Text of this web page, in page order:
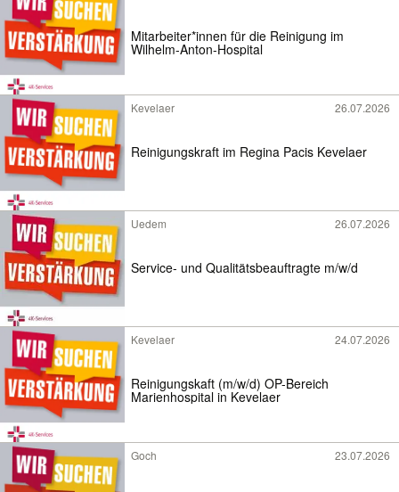
Mitarbeiter*innen für die Reinigung im
Wilhelm-Anton-Hospital
Kevelaer 26.07.2026
Reinigungskraft im Regina Pacis Kevelaer
Uedem 26.07.2026
Service- und Qualitätsbeauftragte m/w/d
Kevelaer 24.07.2026
Reinigungskaft (m/w/d) OP-Bereich
Marienhospital in Kevelaer
Goch 23.07.2026